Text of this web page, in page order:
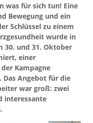
was für sich tun! Eine
Bewegung und ein
Schlüssel zu einem
wurde in
30. und 31. Oktober
einer
Kampagne
Das Angebot für die
war groß: zwei
interessante